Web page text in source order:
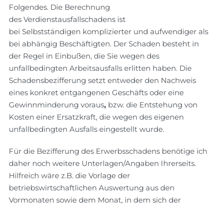
Folgendes. Die Berechnung
des Verdienstausfallschadens ist
bei Selbstständigen komplizierter und aufwendiger als
bei abhängig Beschäftigten. Der Schaden besteht in
der Regel in Einbußen, die Sie wegen des
unfallbedingten Arbeitsausfalls erlitten haben. Die
Schadensbezifferung setzt entweder den Nachweis
eines konkret entgangenen Geschäfts oder eine
Gewinnminderung voraus, bzw. die Entstehung von
Kosten einer Ersatzkraft, die wegen des eigenen
unfallbedingten Ausfalls eingestellt wurde.
Für die Bezifferung des Erwerbsschadens benötige ich
daher noch weitere Unterlagen/Angaben Ihrerseits.
Hilfreich wäre z.B. die Vorlage der
betriebswirtschaftlichen Auswertung aus den
Vormonaten sowie dem Monat, in dem sich der